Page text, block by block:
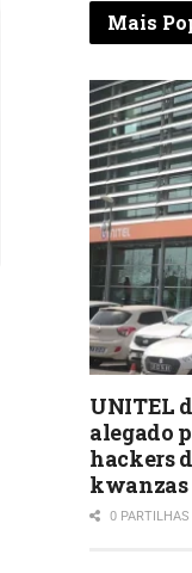
Mais
UNITEL
alegado
hackers
kwanzas
0 PARTILHAS